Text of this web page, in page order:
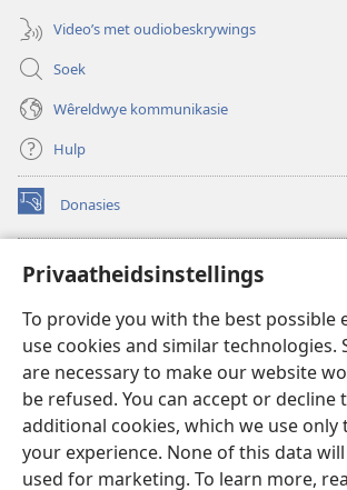
Privaatheidsinstellings
To provide you with the best possible
use cookies and similar technologies.
are necessary to make our website
be refused. You can accept or decline
additional cookies, which we use only
your experience. None of this data
used for marketing. To learn more,
Video’s met oudiobeskrywings
Soek
Wêreldwye kommunikasie
Hulp
Donasies
(maak
nuwe
oop)
Wagtoring – AANLYN BIBLIOTEEK
(maak
venster
oop)
JW Hub
(maak
nuwe
venster
oop)
JW Library
Watchtower Library